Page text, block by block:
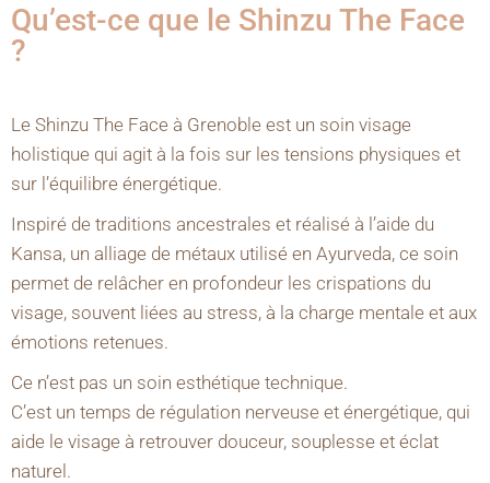
Qu’est-ce que le Shinzu The Face
?
Le Shinzu The Face à Grenoble est un soin visage
holistique qui agit à la fois sur les tensions physiques et
sur l’équilibre énergétique.
Inspiré de traditions ancestrales et réalisé à l’aide du
Kansa, un alliage de métaux utilisé en Ayurveda, ce soin
permet de relâcher en profondeur les crispations du
visage, souvent liées au stress, à la charge mentale et aux
émotions retenues.
Ce n’est pas un soin esthétique technique.
C’est un temps de régulation nerveuse et énergétique, qui
aide le visage à retrouver douceur, souplesse et éclat
naturel.